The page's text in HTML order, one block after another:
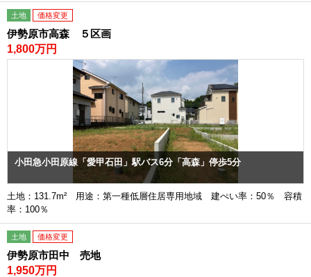
土地 価格変更
伊勢原市高森 ５区画
1,800万円
小田急小田原線「愛甲石田」駅バス6分「高森」停歩5分
土地：131.7m² 用途：第一種低層住居専用地域 建ぺい率：50％ 容積
率：100％
土地 価格変更
伊勢原市田中 売地
1,950万円